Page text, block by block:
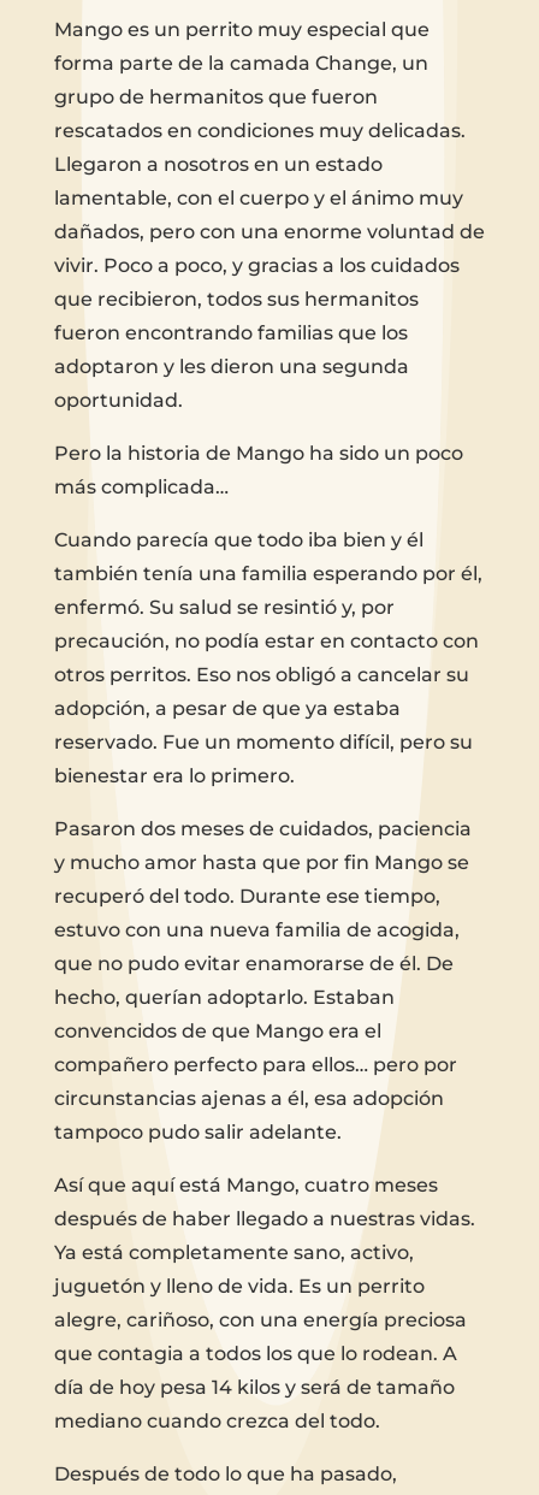
Mango es un perrito muy especial que
forma parte de la camada Change, un
grupo de hermanitos que fueron
rescatados en condiciones muy delicadas.
Llegaron a nosotros en un estado
lamentable, con el cuerpo y el ánimo muy
dañados, pero con una enorme voluntad de
vivir. Poco a poco, y gracias a los cuidados
que recibieron, todos sus hermanitos
fueron encontrando familias que los
adoptaron y les dieron una segunda
oportunidad.
Pero la historia de Mango ha sido un poco
más complicada…
Cuando parecía que todo iba bien y él
también tenía una familia esperando por él,
enfermó. Su salud se resintió y, por
precaución, no podía estar en contacto con
otros perritos. Eso nos obligó a cancelar su
adopción, a pesar de que ya estaba
reservado. Fue un momento difícil, pero su
bienestar era lo primero.
Pasaron dos meses de cuidados, paciencia
y mucho amor hasta que por fin Mango se
recuperó del todo. Durante ese tiempo,
estuvo con una nueva familia de acogida,
que no pudo evitar enamorarse de él. De
hecho, querían adoptarlo. Estaban
convencidos de que Mango era el
compañero perfecto para ellos… pero por
circunstancias ajenas a él, esa adopción
tampoco pudo salir adelante.
Así que aquí está Mango, cuatro meses
después de haber llegado a nuestras vidas.
Ya está completamente sano, activo,
juguetón y lleno de vida. Es un perrito
alegre, cariñoso, con una energía preciosa
que contagia a todos los que lo rodean. A
día de hoy pesa 14 kilos y será de tamaño
mediano cuando crezca del todo.
Después de todo lo que ha pasado,